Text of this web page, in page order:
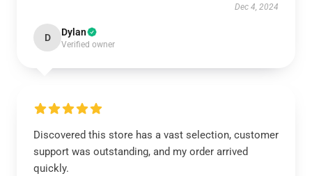
Dec 4, 2024
D Dylan
Verified owner
Discovered this store has a vast selection, customer
support was outstanding, and my order arrived
quickly.